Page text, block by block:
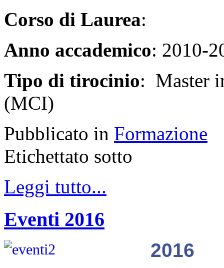
Corso di Laurea:
Anno accademico: 2010-
Tipo di tirocinio: Master
(MCI)
Pubblicato in Formazione
Etichettato sotto
Leggi tutto...
Eventi 2016
2016